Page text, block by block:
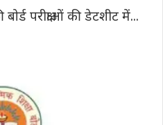
परीक्षाओं की डेटशीट में...